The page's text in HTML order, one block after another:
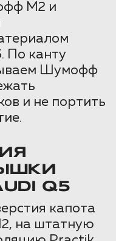
М2 и
По канту
Шумофф
и не портить
Q5
капота
на штатную